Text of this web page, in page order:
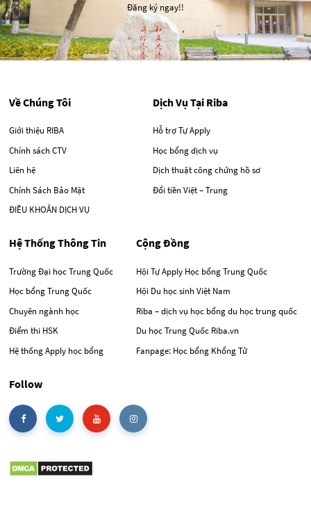
Đăng ký ngay!!
Về Chúng Tôi
Giới thiệu RIBA
Chính sách CTV
Liên hệ
Chính Sách Bảo Mật
ĐIỀU KHOẢN DỊCH VỤ
Dịch Vụ Tại Riba
Hỗ trợ Tự Apply
Học bổng dịch vụ
Dịch thuật công chứng hồ sơ
Đổi tiền Việt – Trung
Hệ Thống Thông Tin
Trường Đại học Trung Quốc
Học bổng Trung Quốc
Chuyên ngành học
Điểm thi HSK
Hệ thống Apply học bổng
Cộng Đồng
Hội Tự Apply Học bổng Trung Quốc
Hội Du học sinh Việt Nam
Riba – dịch vụ học bổng du học trung quốc
Du học Trung Quốc Riba.vn
Fanpage: Học bổng Khổng Tử
Follow